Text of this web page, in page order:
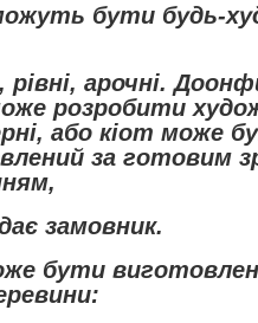
бути будь-
рівні, арочні. До
розробити
або кіот може
за готовим
замовник.
бути